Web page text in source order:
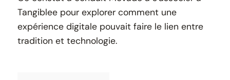
Tangiblee pour explorer comment une
expérience digitale pouvait faire le lien entre
tradition et technologie.